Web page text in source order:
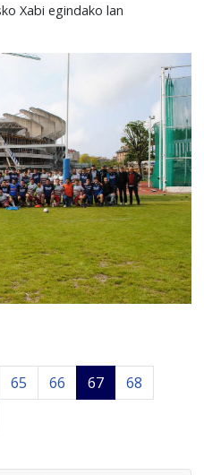
Xabi egindako lan
65 66 67
68